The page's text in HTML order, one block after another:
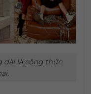
dài là công thức